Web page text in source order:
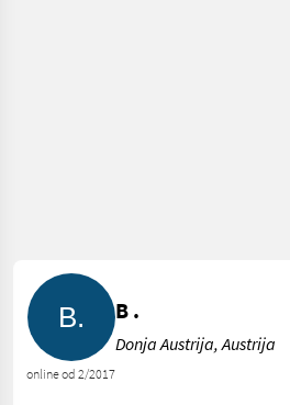
online od 2/2017
B .
Donja Austrija, Austrija